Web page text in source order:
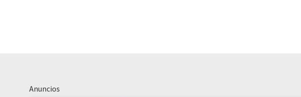
Anuncios